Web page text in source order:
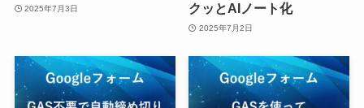
2025年7月3日
クッとAIノート化
2025年7月2日